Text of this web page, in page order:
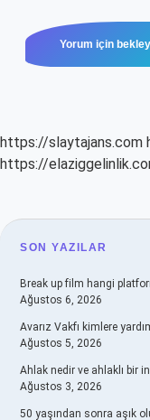
https://slaytajans.com
https://
SON YAZILAR
Break up film hangi
Ağustos 6, 2026
Avarız Vakfı kimlere
Ağustos 5, 2026
Ahlak nedir ve ahlaklı bir
Ağustos 3, 2026
50 yaşından sonra aşık